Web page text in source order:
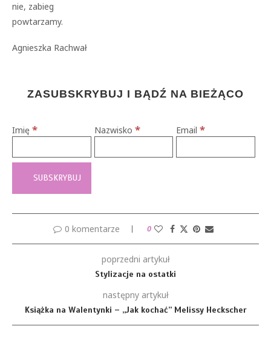
nie, zabieg
powtarzamy.
Agnieszka Rachwał
ZASUBSKRYBUJ I BĄDŹ NA BIEŻĄCO
Imię * Nazwisko * Email*
0 komentarze 0
poprzedni artykuł
Stylizacje na ostatki
następny artykuł
Książka na Walentynki – „Jak kochać” Melissy Heckscher